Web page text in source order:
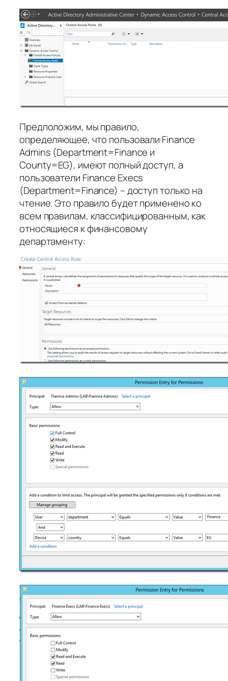
Предположим, мы правило,
определяющее, что пользовали Finance
Admins (Department=Finance и
County=EG), имеют полный доступ, а
пользователи Finance Execs
(Department=Finance) – доступ только на
чтение. Это правило будет применено ко
всем правилам, классифицированным, как
относящиеся к финансовому
департаменту: